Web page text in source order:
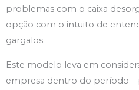
problemas com o caixa
opção com o intuito de
gargalos.
Este modelo leva em
empresa dentro do período –